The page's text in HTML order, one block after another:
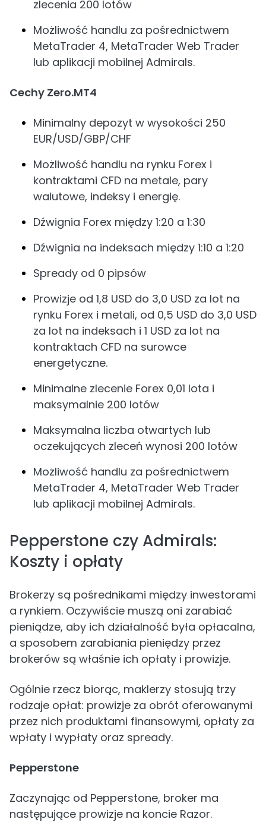
zlecenia 200 lotów
Możliwość handlu za pośrednictwem
MetaTrader 4, MetaTrader Web Trader
lub aplikacji mobilnej Admirals.
Cechy Zero.MT4
Minimalny depozyt w wysokości 250
EUR/USD/GBP/CHF
Możliwość handlu na rynku Forex i
kontraktami CFD na metale, pary
walutowe, indeksy i energię.
Dźwignia Forex między 1:20 a 1:30
Dźwignia na indeksach między 1:10 a 1:20
Spready od 0 pipsów
Prowizje od 1,8 USD do 3,0 USD za lot na
rynku Forex i metali, od 0,5 USD do 3,0 USD
za lot na indeksach i 1 USD za lot na
kontraktach CFD na surowce
energetyczne.
Minimalne zlecenie Forex 0,01 lota i
maksymalnie 200 lotów
Maksymalna liczba otwartych lub
oczekujących zleceń wynosi 200 lotów
Możliwość handlu za pośrednictwem
MetaTrader 4, MetaTrader Web Trader
lub aplikacji mobilnej Admirals.
Pepperstone czy Admirals:
Koszty i opłaty
Brokerzy są pośrednikami między inwestorami
a rynkiem. Oczywiście muszą oni zarabiać
pieniądze, aby ich działalność była opłacalna,
a sposobem zarabiania pieniędzy przez
brokerów są właśnie ich opłaty i prowizje.
Ogólnie rzecz biorąc, maklerzy stosują trzy
rodzaje opłat: prowizje za obrót oferowanymi
przez nich produktami finansowymi, opłaty za
wpłaty i wypłaty oraz spready.
Pepperstone
Zaczynając od Pepperstone, broker ma
następujące prowizje na koncie Razor.